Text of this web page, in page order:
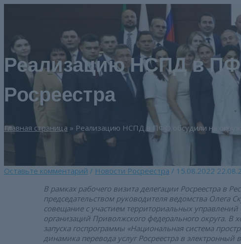
Реализацию НСПД в
Росреестра
Главная страница » Реализацию НСПД в ПФО обсудили на
Оставьте комментарий / Новости Росреестра / 15.08.2022
В рамках рабочего визита делегации Росреестра в
председательством руководителя ведомства Олега
совещание с участием территориальных
организаций Приволжского федерального округа. В
запуска госпрограммы «Национальная система
динамика перевода услуг Росреестра в электронный